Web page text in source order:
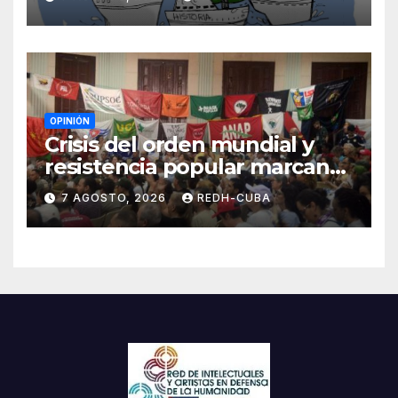
Blanch
OPINIÓN
Crisis del orden mundial y
resistencia popular marcan
el inicio de la IV Asamblea
Continental de ALBA
Movimientos en Cuba
7 AGOSTO, 2026 REDH-CUBA